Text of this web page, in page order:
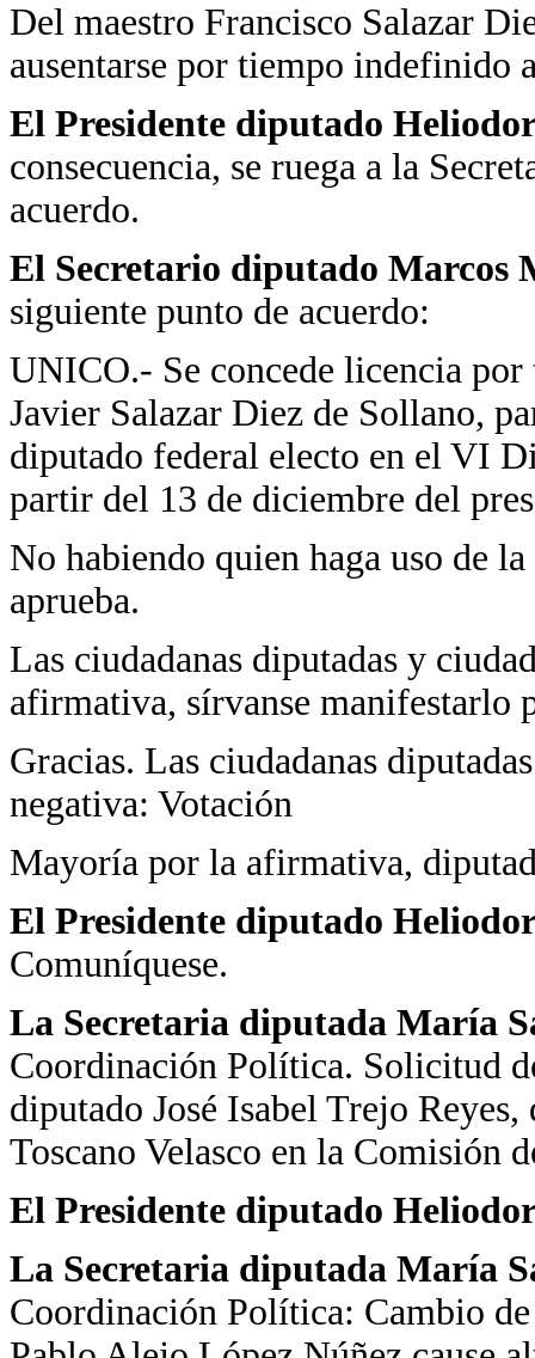
Del maestro Francisco Salazar
ausentarse por tiempo indefinido
El Presidente diputado
consecuencia, se ruega a la
acuerdo.
El Secretario diputado Marcos
siguiente punto de acuerdo:
UNICO.- Se concede licencia
Javier Salazar Diez de Sollano,
diputado federal electo en el VI
partir del 13 de diciembre del
No habiendo quien haga uso de
aprueba.
Las ciudadanas diputadas y
afirmativa, sírvanse manifestarlo
Gracias. Las ciudadanas
negativa: Votación
Mayoría por la afirmativa,
El Presidente diputado
Comuníquese.
La Secretaria diputada María
Coordinación Política. Solicitud
diputado José Isabel Trejo
Toscano Velasco en la Comisión
El Presidente diputado
La Secretaria diputada María
Coordinación Política: Cambio